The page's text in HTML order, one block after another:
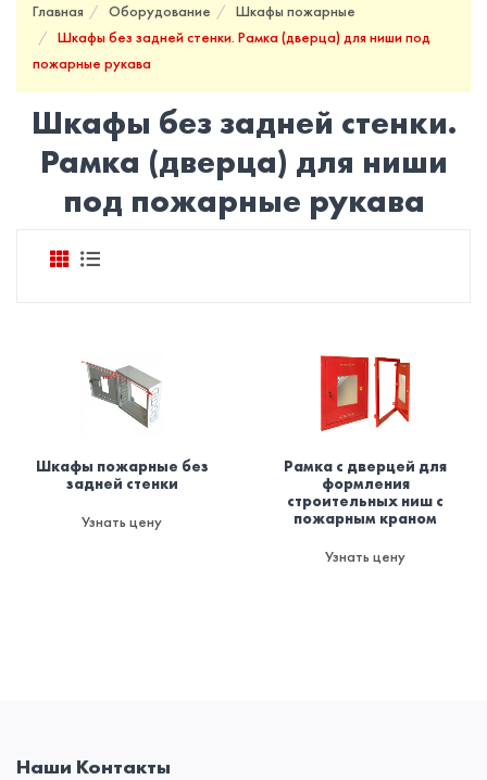
Главная Оборудование
Шкафы пожарные
Шкафы без задней стенки. Рамка (дверца) для ниши под
пожарные рукава
Шкафы без задней стенки.
Рамка (дверца) для ниши
под пожарные рукава
Шкафы пожарные без
задней стенки
Узнать цену
Рамка с дверцей для
формления
строительных ниш с
пожарным краном
Узнать цену
Наши Контакты